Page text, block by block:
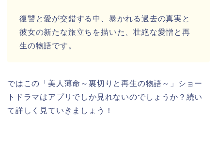
復讐と愛が交錯する中、暴かれる過去の真実と
彼女の新たな旅立ちを描いた、壮絶な愛憎と再
生の物語です。
ではこの「美人薄命～裏切りと再生の物語～」ショー
トドラマはアプリでしか見れないのでしょうか？続い
て詳しく見ていきましょう！